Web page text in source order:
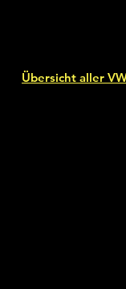
Übersicht aller